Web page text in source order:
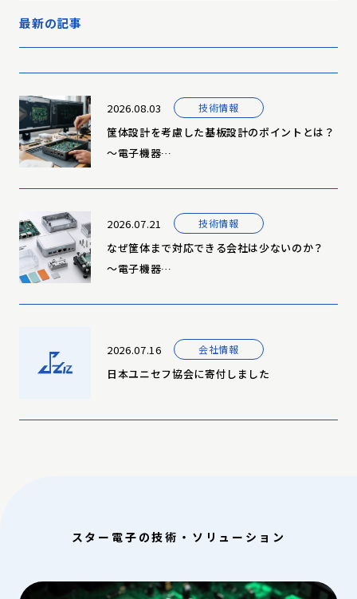
最新の記事
2026.08.03 技術情報
筐体設計を考慮した基板設計のポイントとは？
～電子機器…
2026.07.21 技術情報
なぜ筐体まで対応できる会社は少ないのか？
～電子機器…
2026.07.16 会社情報
日本ユニセフ協会に寄付しました
スター電子の技術・ソリューション